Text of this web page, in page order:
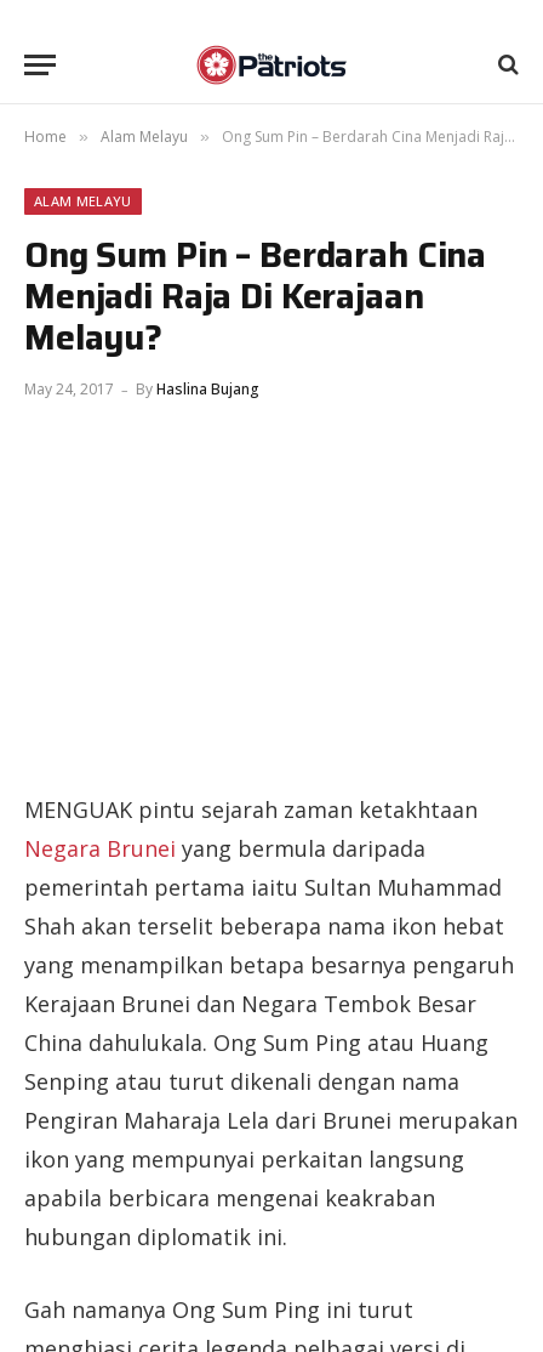
Home » Alam Melayu » Ong Sum Pin – Berdarah Cina Menjadi Raja Di Kerajaan Melayu?
ALAM MELAYU
Ong Sum Pin – Berdarah Cina
Menjadi Raja Di Kerajaan
Melayu?
May 24, 2017 ByHaslina Bujang
MENGUAK pintu sejarah zaman ketakhtaan
Negara Brunei yang bermula daripada
pemerintah pertama iaitu Sultan Muhammad
Shah akan terselit beberapa nama ikon hebat
yang menampilkan betapa besarnya pengaruh
Kerajaan Brunei dan Negara Tembok Besar
China dahulukala. Ong Sum Ping atau Huang
Senping atau turut dikenali dengan nama
Pengiran Maharaja Lela dari Brunei merupakan
ikon yang mempunyai perkaitan langsung
apabila berbicara mengenai keakraban
hubungan diplomatik ini.
Gah namanya Ong Sum Ping ini turut